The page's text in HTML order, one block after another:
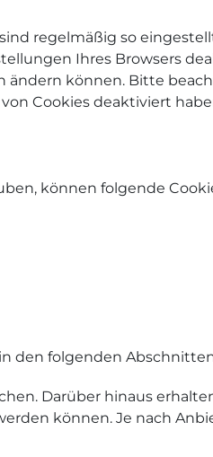
regelmäßig so
Ihres Browsers
können. Bitte
Cookies deaktiviert
können folgende
den folgenden
Darüber hinaus
können. Je nach